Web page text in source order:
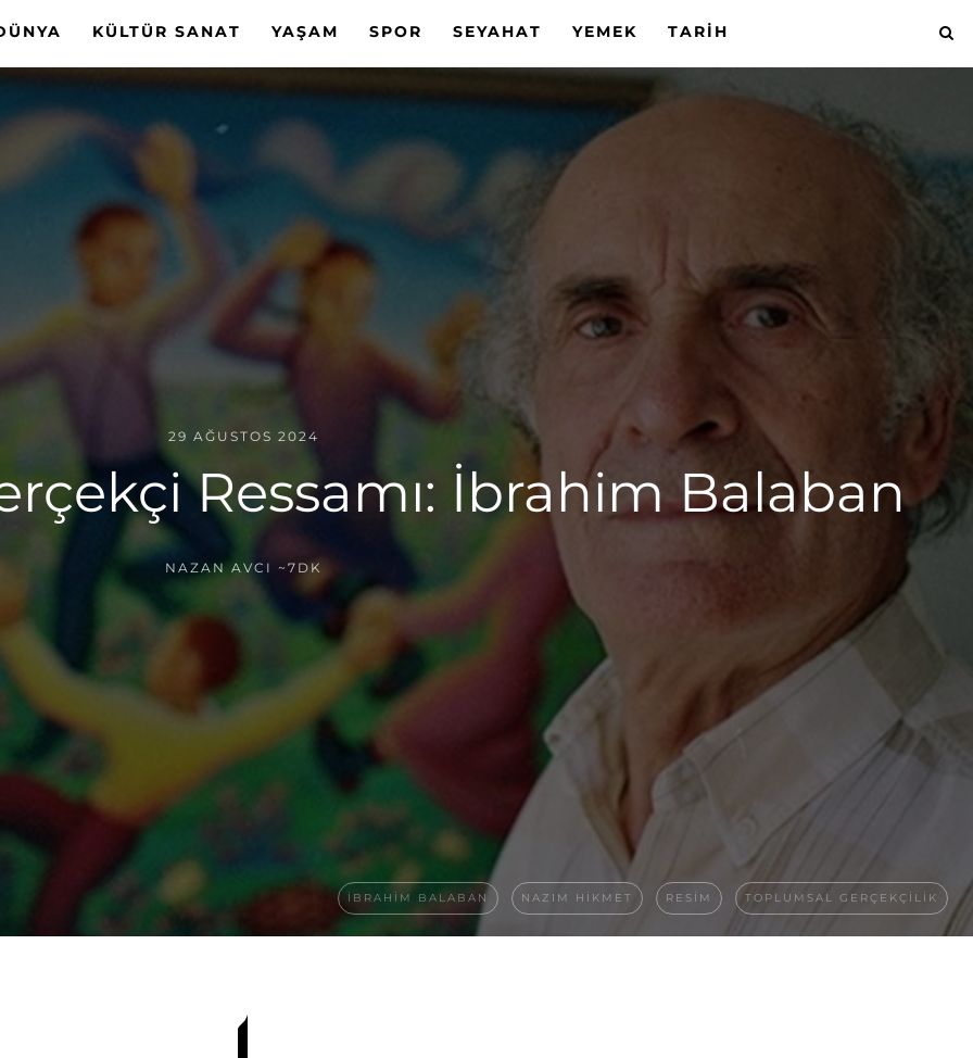
KÜLTÜR SANAT YAŞAM SPOR SEYAHAT YEMEK TARIH
29 AĞUSTOS 2024
Ressamı: İbrahim Balaban
NAZAN AVCI ~7DK
İBRAHIM BALABAN NAZIM HIKMET RESIM TOPLUMSAL GERÇEKÇILIK